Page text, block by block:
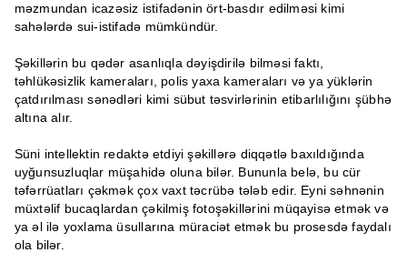
məzmundan icazəsiz istifadənin ört-basdır edilməsi kimi
sahələrdə sui-istifadə mümkündür.
Şəkillərin bu qədər asanlıqla dəyişdirilə bilməsi faktı,
təhlükəsizlik kameraları, polis yaxa kameraları və ya yüklərin
çatdırılması sənədləri kimi sübut təsvirlərinin etibarlılığını şübhə
altına alır.
Süni intellektin redaktə etdiyi şəkillərə diqqətlə baxıldığında
uyğunsuzluqlar müşahidə oluna bilər. Bununla belə, bu cür
təfərrüatları çəkmək çox vaxt təcrübə tələb edir. Eyni səhnənin
müxtəlif bucaqlardan çəkilmiş fotoşəkillərini müqayisə etmək və
ya əl ilə yoxlama üsullarına müraciət etmək bu prosesdə faydalı
ola bilər.